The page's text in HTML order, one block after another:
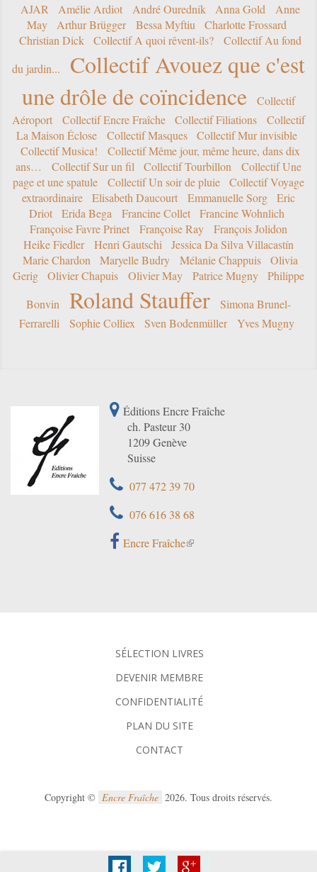
AJAR Amélie Ardiot André Ourednik Anna Gold
Anne
May
Arthur Brügger Bessa Myftiu
Charlotte Frossard
Christian Dick
Collectif A quoi rêvent-ils?
Collectif Au fond
du jardin...
Collectif Avouez que c'est
une drôle de coïncidence
Collectif
Aéroport
Collectif Encre Fraîche Collectif Filiations
Collectif
La Maison Éclose
Collectif Masques
Collectif Mur invisible
Collectif Musica!
Collectif Même jour, même heure, dans dix
ans…
Collectif Sur un fil Collectif Tourbillon
Collectif Une
page et une spatule
Collectif Un soir de pluie
Collectif Voyage
extraordinaire
Elisabeth Daucourt Emmanuelle Sorg
Eric
Driot
Erida Bega Francine Collet
Francine Wohnlich
Françoise Favre Prinet
Françoise Ray
François Jolidon
Heike Fiedler
Henri Gautschi
Jessica Da Silva Villacastín
Marie Chardon
Maryelle Budry Mélanie Chappuis
Olivia
Gerig
Olivier Chapuis Olivier May Patrice Mugny
Philippe
Bonvin
Roland Stauffer
Simona Brunel-
Ferrarelli
Sophie Colliex Sven Bodenmüller Yves Mugny
Éditions Encre Fraîche
ch. Pasteur 30
1209 Genève
Suisse
077 472 39 70
076 616 38 68
Encre Fraîche
SÉLECTION LIVRES
DEVENIR MEMBRE
CONFIDENTIALITÉ
PLAN DU SITE
CONTACT
Copyright © Encre Fraîche 2026. Tous droits réservés.